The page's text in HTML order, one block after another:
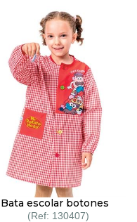
Bata escolar botones
130407